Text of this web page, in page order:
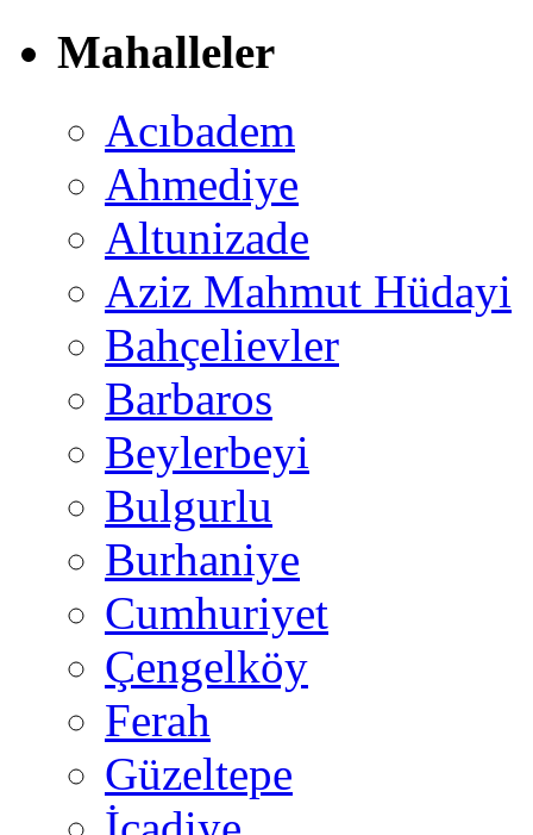
Mahalleler
Acıbadem
Ahmediye
Altunizade
Aziz Mahmut Hüdayi
Bahçelievler
Barbaros
Beylerbeyi
Bulgurlu
Burhaniye
Cumhuriyet
Çengelköy
Ferah
Güzeltepe